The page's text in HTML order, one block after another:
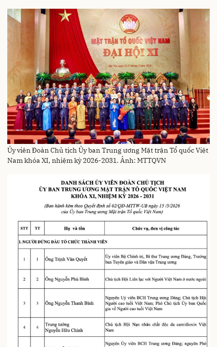
Ủy viên Đoàn Chủ tịch Ủy ban Trung ương Mặt trận Tổ quốc Việt
Nam khóa XI, nhiệm kỳ 2026-2031. Ảnh: MTTQVN